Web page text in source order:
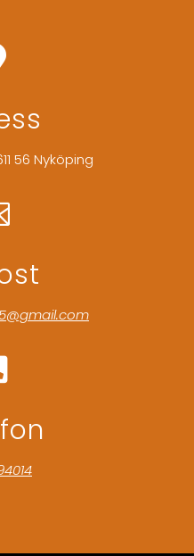
56 Nyköping